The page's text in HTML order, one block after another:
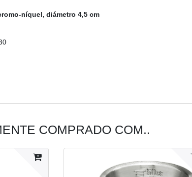
níquel, diámetro 4,5 cm
COMPRADO COM..